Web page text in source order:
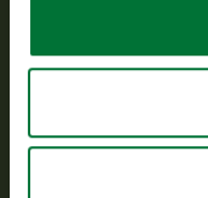
hallintotehtävistä.